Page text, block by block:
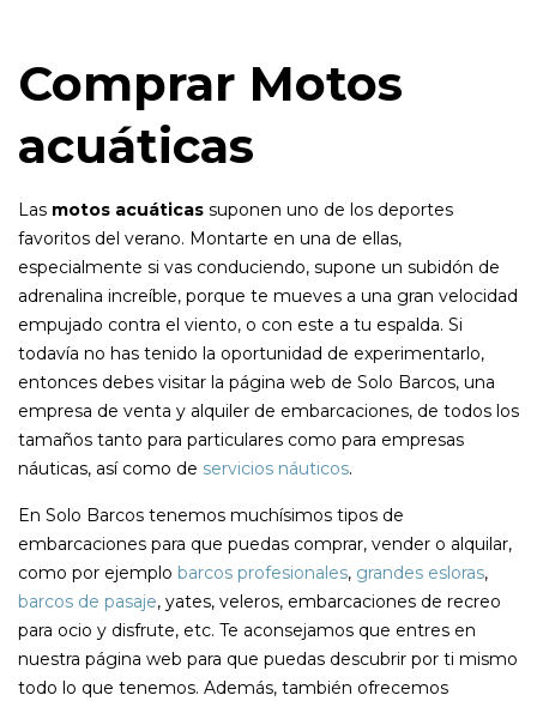
Comprar Motos
acuáticas
Las motos acuáticas suponen uno de los deportes
favoritos del verano. Montarte en una de ellas,
especialmente si vas conduciendo, supone un subidón de
adrenalina increíble, porque te mueves a una gran velocidad
empujado contra el viento, o con este a tu espalda. Si
todavía no has tenido la oportunidad de experimentarlo,
entonces debes visitar la página web de Solo Barcos, una
empresa de venta y alquiler de embarcaciones, de todos los
tamaños tanto para particulares como para empresas
náuticas, así como de servicios náuticos.
En Solo Barcos tenemos muchísimos tipos de
embarcaciones para que puedas comprar, vender o alquilar,
como por ejemplo barcos profesionales, grandes esloras,
barcos de pasaje, yates, veleros, embarcaciones de recreo
para ocio y disfrute, etc. Te aconsejamos que entres en
nuestra página web para que puedas descubrir por ti mismo
todo lo que tenemos. Además, también ofrecemos